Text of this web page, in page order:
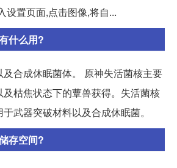
设置页面,点击图像,将自...
什么用?
合成休眠菌体。 原神失活菌核主要
枯焦状态下的蕈兽获得。失活菌核
武器突破材料以及合成休眠菌。
存空间?